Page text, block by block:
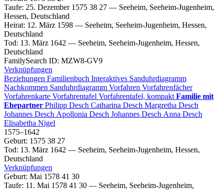
Taufe: 25. Dezember 1575 38 27 — Seeheim, Seeheim-Jugenheim,
Hessen, Deutschland
Heirat: 12. März 1598 — Seeheim, Seeheim-Jugenheim, Hessen,
Deutschland
Tod: 13. März 1642 — Seeheim, Seeheim-Jugenheim, Hessen,
Deutschland
FamilySearch ID: MZW8-GV9
Verknüpfungen
Beziehungen Familienbuch Interaktives Sanduhrdiagramm
Nachkommen Sanduhrdiagramm Vorfahren Vorfahrenfächer
Vorfahrenkarte Vorfahrentafel Vorfahrentafel, kompakt Familie mit
Ehepartner Philipp Desch Catharina Desch Margretha Desch
Johannes Desch Apollonia Desch Johannes Desch Anna Desch
Elisabetha Nigel
1575–1642
Geburt: 1575 38 27
Tod: 13. März 1642 — Seeheim, Seeheim-Jugenheim, Hessen,
Deutschland
Verknüpfungen
Geburt: Mai 1578 41 30
Taufe: 11. Mai 1578 41 30 — Seeheim, Seeheim-Jugenheim,